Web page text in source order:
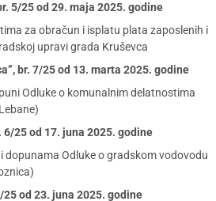
5/25 od 29. maja 2025. godine
za obračun i isplatu plata zaposlenih i
upravi grada Kruševca
br. 7/25 od 13. marta 2025. godine
Odluke o komunalnim delatnostima
6/25 od 17. juna 2025. godine
dopunama Odluke o gradskom vodovodu
25 od 23. juna 2025. godine